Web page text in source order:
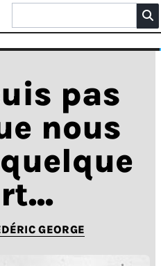
pas
nous
GEORGE